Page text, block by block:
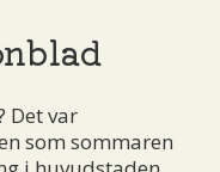
Det var
som sommaren